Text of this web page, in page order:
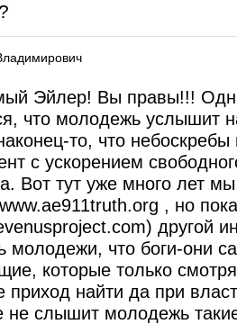
Эйлер! Вы правы!!!
что молодежь услышит
то, что
с ускорением
Вот тут уже много лет
, но
другой
молодежи, что боги-они
которые только
приход найти да при
не слышит молодежь